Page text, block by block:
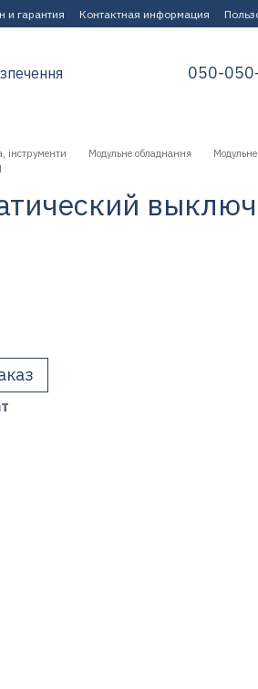
и гарантия Контактная информация
050-
інструменти Модульне обладнання